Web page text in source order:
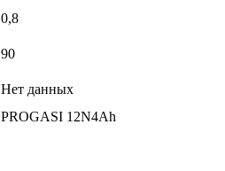
0,8
90
Нет данных
PROGASI 12N4Ah